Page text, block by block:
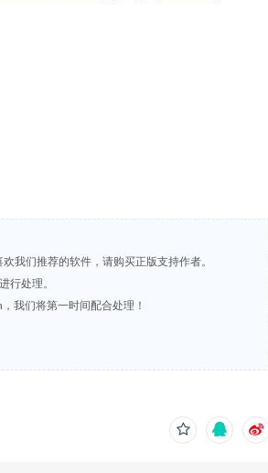
我们推荐的软件，请购买正版支持作者。
行处理。
我们将第一时间配合处理！